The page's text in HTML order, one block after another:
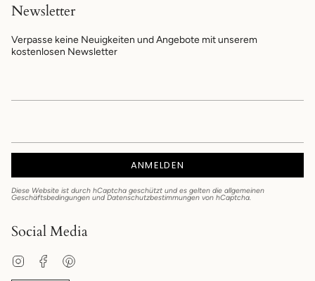
Newsletter
Verpasse keine Neuigkeiten und Angebote mit unserem
kostenlosen Newsletter
ANMELDEN
Diese Website ist durch hCaptcha geschützt und es gelten die allgemeinen
Geschäftsbedingungen und Datenschutzbestimmungen von hCaptcha.
Social Media
InstagramFacebook